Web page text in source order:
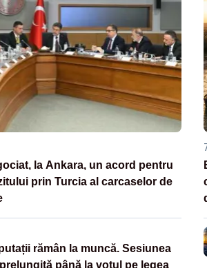
la Ankara, un acord pentru
prin Turcia al carcaselor de
rămân la muncă. Sesiunea
până la votul pe legea